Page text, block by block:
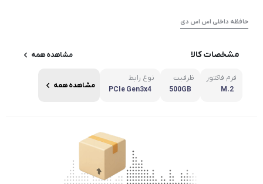
حافظه داخلی اس اس دی
مشخصات کالا مشاهده همه
فرم فاکتور
M.2
ظرفیت
500GB
نوع رابط
PCIe Gen3x4
مشاهده همه